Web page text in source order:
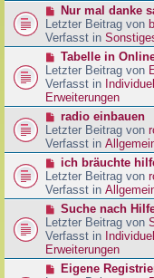
a
g
t
r
a
g
e
r
B
e
t
r
a
g
N
e
u
e
r
B
e
i
r
a
g
Nur mal danke
Letzter Beitrag von
Verfasst in
N
e
u
e
r
B
e
i
r
a
g
Tabelle in
Letzter Beitrag von
Verfasst in
Erweiterungen
N
e
u
e
r
B
e
t
r
a
g
radio einbauen
Letzter Beitrag von
Verfasst in
N
e
u
e
r
B
e
i
ich bräuchte
Letzter Beitrag von
Verfasst in
N
e
u
e
r
Suche nach
Letzter Beitrag von
Verfasst in
Erweiterungen
NEigene